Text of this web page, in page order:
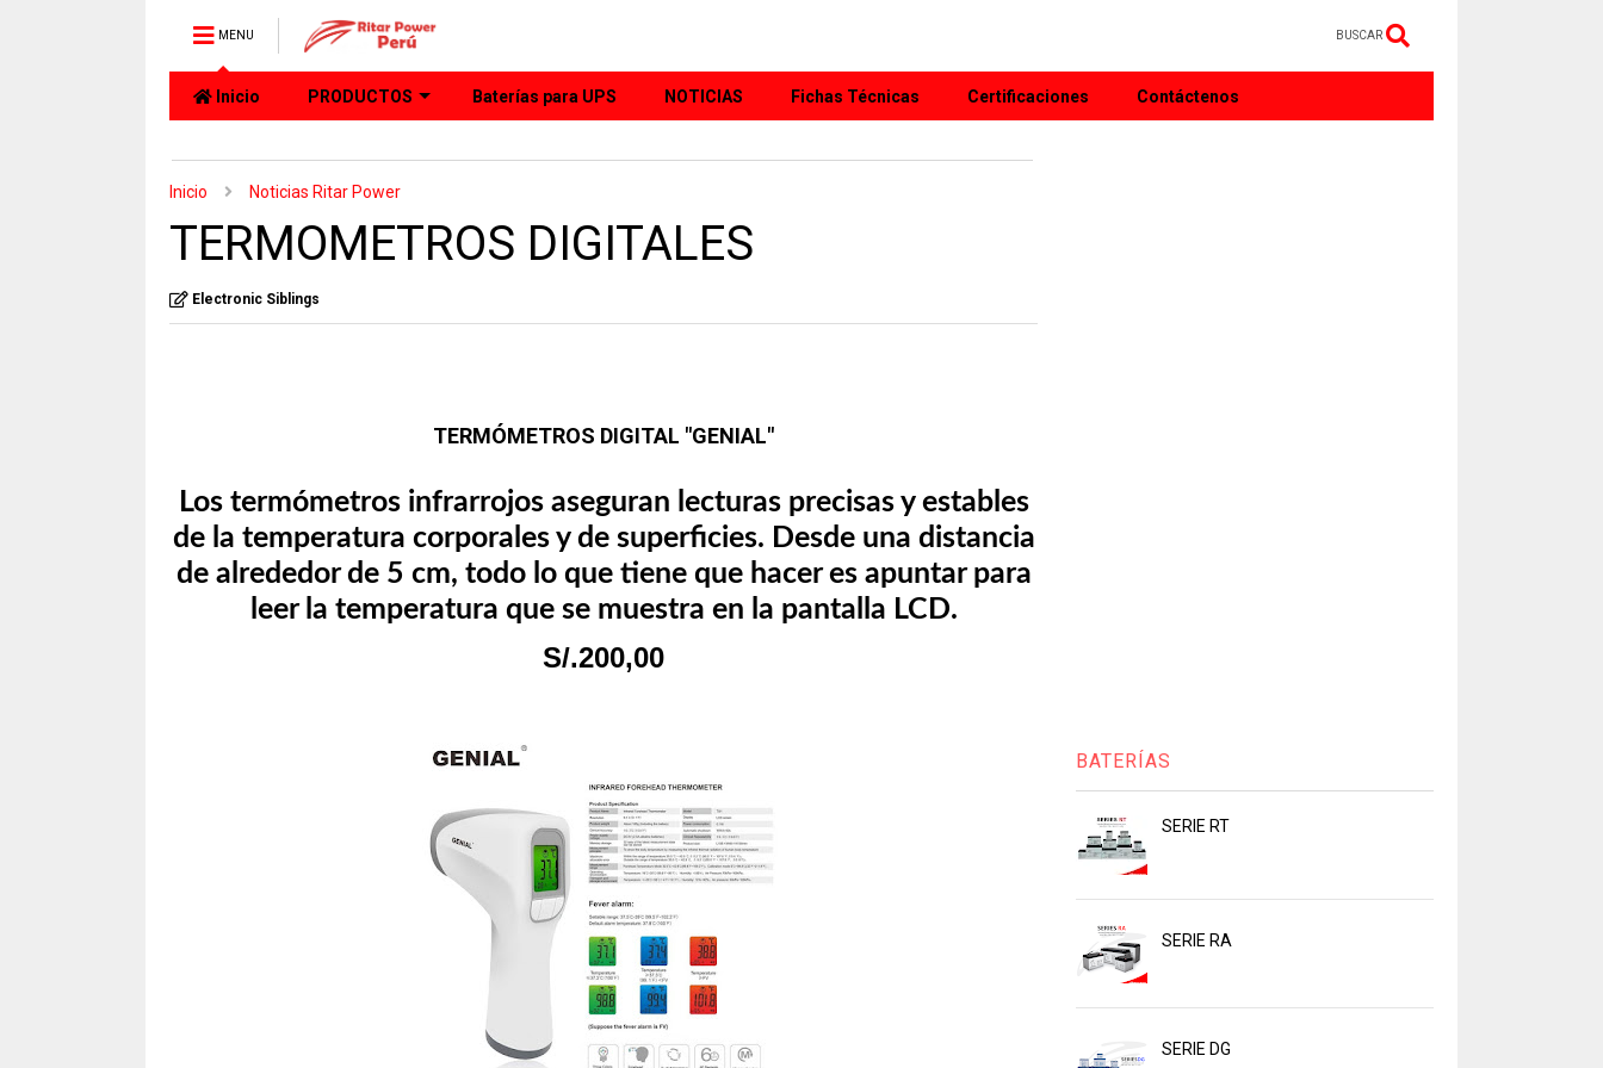
MENU BUSCAR
Inicio PRODUCTOS Baterías para UPS NOTICIAS Fichas Técnicas Certificaciones Contáctenos
Inicio Noticias Ritar Power
TERMOMETROS DIGITALES
Electronic Siblings
TERMÓMETROS DIGITAL "GENIAL"
Los termómetros infrarrojos aseguran lecturas precisas y estables
de la temperatura corporales y de superficies. Desde una distancia
de alrededor de 5 cm, todo lo que tiene que hacer es apuntar para
leer la temperatura que se muestra en la pantalla LCD.
S/.200,00
BATERÍAS
SERIE RT
SERIE RA
SERIE DG